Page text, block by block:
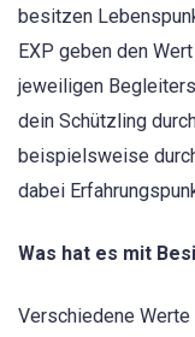
besitzen
EXP geben den
jeweiligen
dein Schützling
beispielsweise
dabei
Was hat es mit
Verschiedene